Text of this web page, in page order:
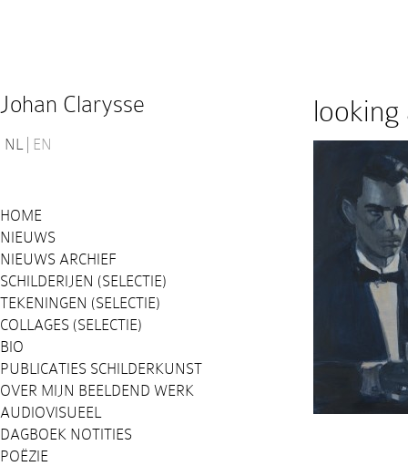
Johan Clarysse
NL EN
HOME
NIEUWS
NIEUWS ARCHIEF
SCHILDERIJEN (SELECTIE)
TEKENINGEN (SELECTIE)
COLLAGES (SELECTIE)
BIO
PUBLICATIES SCHILDERKUNST
OVER MIJN BEELDEND WERK
AUDIOVISUEEL
DAGBOEK NOTITIES
POËZIE
looking